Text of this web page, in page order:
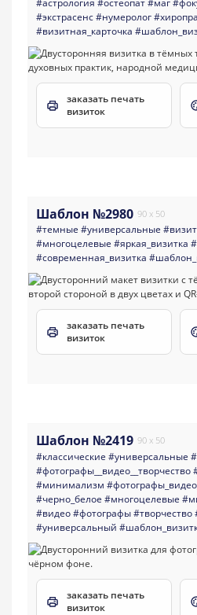
#астрология #остеопат#маг
#экстрасенс#нумеролог
#визитная_карточка
заказать печать
визиток
Шаблон №2980 90 x 50
#темные #универсальные
#многоцелевые #яркая_визитка
#современная_визитка
заказать печать
визиток
Шаблон №2419 90 x 50
#классические #универсальные
#фотографы__видео__творчество
#минимализм
#черно_белое #многоцелевые
#видео#фотографы#творчество
#универсальный
заказать печать
визиток